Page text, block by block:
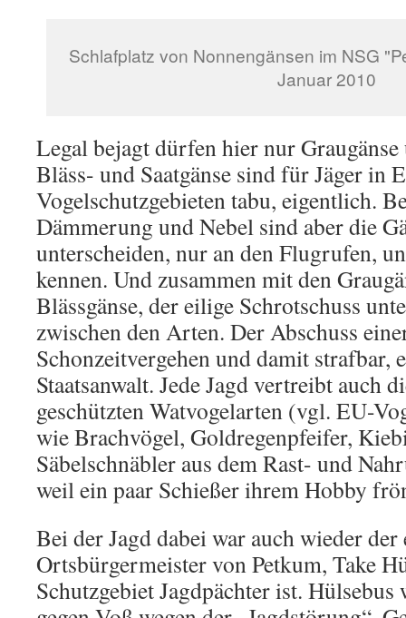
Schlafplatz von Nonnengänsen im NSG
Januar 2010
Legal bejagt dürfen hier nur Graugänse
Bläss- und Saatgänse sind für Jäger in
Vogelschutzgebieten tabu, eigentlich.
Dämmerung und Nebel sind aber die
unterscheiden, nur an den Flugrufen,
kennen. Und zusammen mit den
Blässgänse, der eilige Schrotschuss
zwischen den Arten. Der Abschuss
Schonzeitvergehen und damit strafbar,
Staatsanwalt. Jede Jagd vertreibt auch
geschützten Watvogelarten (vgl. EU-
wie Brachvögel, Goldregenpfeifer,
Säbelschnäbler aus dem Rast- und
weil ein paar Schießer ihrem Hobby
Bei der Jagd dabei war auch wieder der
Ortsbürgermeister von Petkum, Take
Schutzgebiet Jagdpächter ist.